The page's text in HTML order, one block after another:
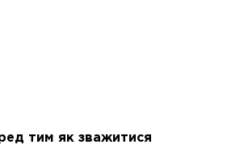
тим як зважитися